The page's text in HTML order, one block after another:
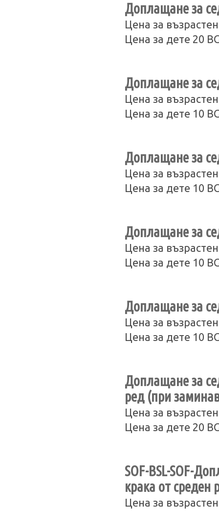
Доплащане за
Цена за
Цена за дете 20
Доплащане за
Цена за
Цена за дете 10
Доплащане за
Цена за
Цена за дете 10
Доплащане за
Цена за
Цена за дете 10
Доплащане за
Цена за
Цена за дете 10
Доплащане за
ред (при
Цена за
Цена за дете 20
SOF-BSL-SOF-
крака от среден
Цена за